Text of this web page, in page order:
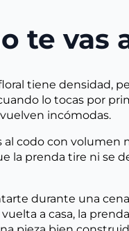
te vas
tiene densidad,
lo tocas por
incómodas.
al codo con volumen
la prenda tire ni se
durante una
a casa, la